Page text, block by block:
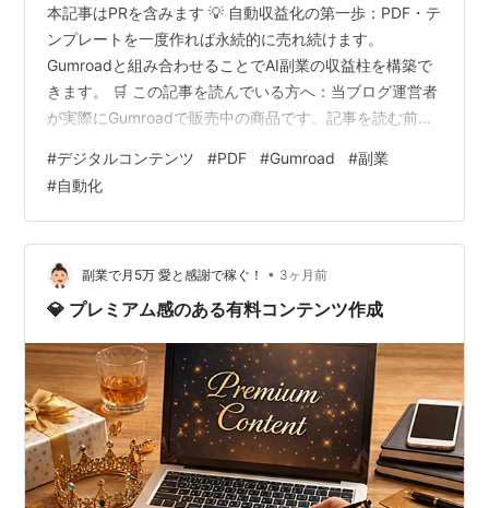
本記事はPRを含みます 💡 自動収益化の第一歩：PDF・テ
ンプレートを一度作れば永続的に売れ続けます。
Gumroadと組み合わせることでAI副業の収益柱を構築で
きます。 🛒 この記事を読んでいる方へ：当ブログ運営者
が実際にGumroadで販売中の商品です。記事を読む前に
選2026（¥1,500） → 今すぐ購入する ▶ AI副業12ヶ月ロ
ードマップ2026（¥2,000） → 今すぐ購入する デジタル
コンテンツ販売とは？在庫不要で自動収益化できる副業
デジタルコンテンツ販売とは PDF・テンプレート・動
画・音声など データ形式のコン…
#デジタルコンテンツ #PDF #Gumroad #副業
#自動化
副業で月5万 愛と感謝で稼ぐ！ • 3ヶ月前
💎 プレミアム感のある有料コンテンツ作成